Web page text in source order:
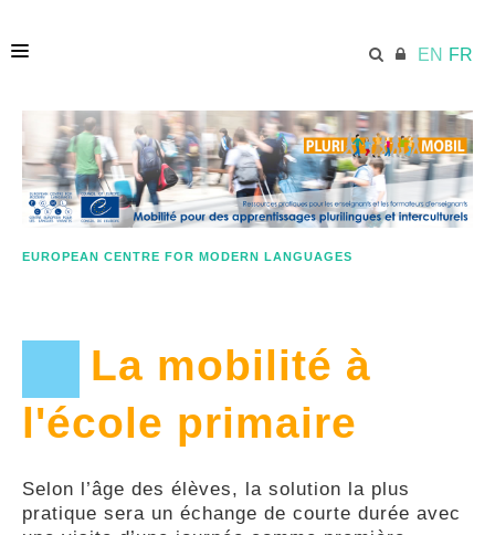
EN FR
ECML.AT
GLOSSARY
EUROPEAN CENTRE FOR MODERN LANGUAGES
La mobilité à
l'école primaire
Selon l’âge des élèves, la solution la plus
pratique sera un échange de courte durée avec